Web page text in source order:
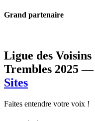
Grand partenaire
Ligue des
Trembles 2025
Sites
Faites entendre votre voix !